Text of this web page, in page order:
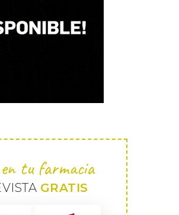
tu farmacia
GRATIS